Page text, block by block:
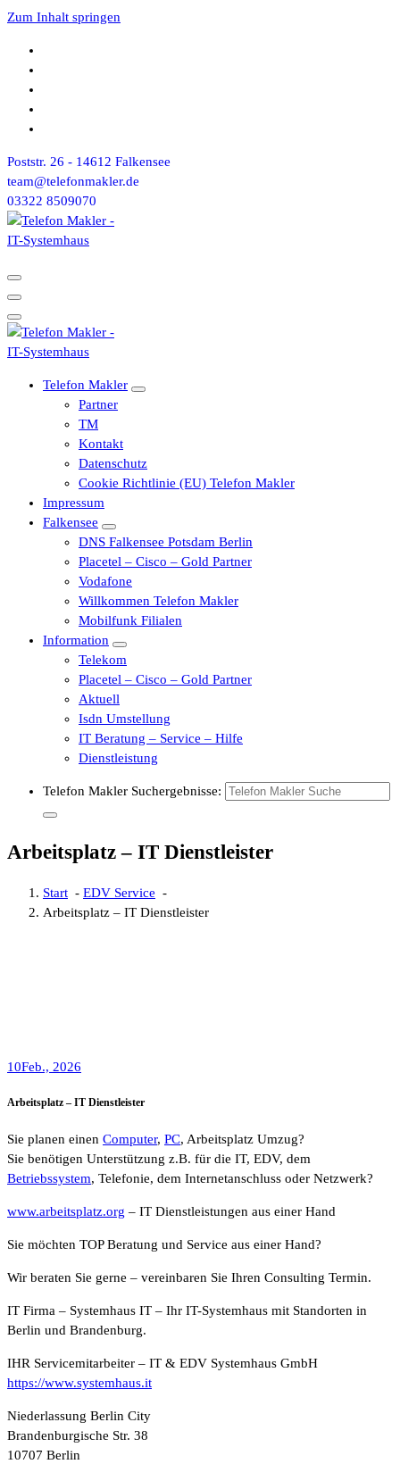
Zum Inhalt springen
Poststr. 26 - 14612 Falkensee
team@telefonmakler.de
03322 8509070
Telefon Makler
Partner
TM
Kontakt
Datenschutz
Cookie Richtlinie (EU) Telefon Makler
Impressum
Falkensee
DNS Falkensee Potsdam Berlin
Placetel – Cisco – Gold Partner
Vodafone
Willkommen Telefon Makler
Mobilfunk Filialen
Information
Telekom
Placetel – Cisco – Gold Partner
Aktuell
Isdn Umstellung
IT Beratung – Service – Hilfe
Dienstleistung
Telefon Makler Suchergebnisse:
Arbeitsplatz – IT Dienstleister
Start - EDV Service -
Arbeitsplatz – IT Dienstleister
10Feb., 2026
Arbeitsplatz – IT Dienstleister
Sie planen einen Computer, PC, Arbeitsplatz Umzug?
Sie benötigen Unterstützung z.B. für die IT, EDV, dem
Betriebssystem, Telefonie, dem Internetanschluss oder Netzwerk?
www.arbeitsplatz.org – IT Dienstleistungen aus einer Hand
Sie möchten TOP Beratung und Service aus einer Hand?
Wir beraten Sie gerne – vereinbaren Sie Ihren Consulting Termin.
IT Firma – Systemhaus IT – Ihr IT-Systemhaus mit Standorten in
Berlin und Brandenburg.
IHR Servicemitarbeiter – IT & EDV Systemhaus GmbH
https://www.systemhaus.it
Niederlassung Berlin City
Brandenburgische Str. 38
10707 Berlin